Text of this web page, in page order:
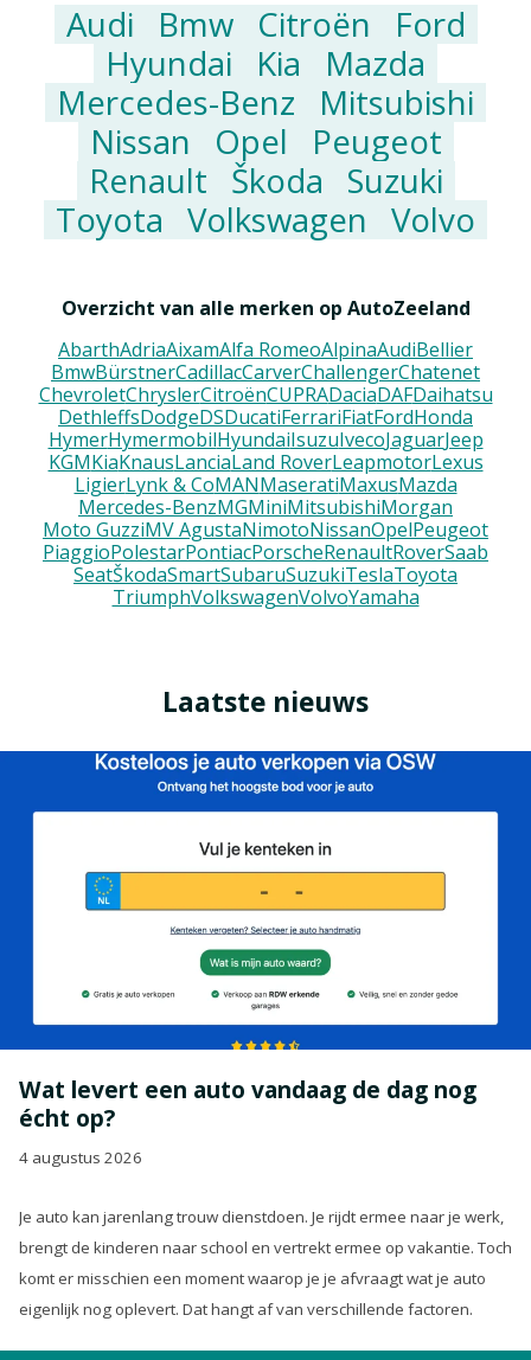
Audi Bmw Citroën
Ford
Hyundai
Kia
Mazda
Mercedes-Benz
Mitsubishi
Nissan
Opel
Peugeot
Renault Škoda
Suzuki
Toyota Volkswagen Volvo
Overzicht van alle merken op AutoZeeland
AbarthAdriaAixamAlfa RomeoAlpinaAudiBellier
BmwBürstnerCadillacCarverChallengerChatenet
ChevroletChryslerCitroënCUPRADaciaDAFDaihatsu
DethleffsDodgeDSDucatiFerrariFiatFordHonda
HymerHymermobilHyundaiIsuzuIvecoJaguarJeep
KGMKiaKnausLanciaLand RoverLeapmotorLexus
LigierLynk & CoMANMaseratiMaxusMazda
Mercedes-BenzMGMiniMitsubishiMorgan
Moto GuzziMV AgustaNimotoNissanOpelPeugeot
PiaggioPolestarPontiacPorscheRenaultRoverSaab
SeatŠkodaSmartSubaruSuzukiTeslaToyota
TriumphVolkswagenVolvoYamaha
Laatste nieuws
Wat levert een auto vandaag de dag nog
écht op?
4 augustus 2026
Je auto kan jarenlang trouw dienstdoen. Je rijdt ermee naar je werk,
brengt de kinderen naar school en vertrekt ermee op vakantie. Toch
komt er misschien een moment waarop je je afvraagt wat je auto
eigenlijk nog oplevert. Dat hangt af van verschillende factoren.